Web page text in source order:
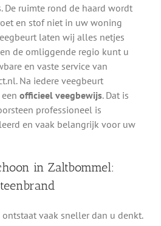
De ruimte rond de haard wordt
en stof niet in uw woning
laten wij alles netjes
de omliggende regio kunt u
en vaste service van
Na iedere veegbeurt
officieel veegbewijs. Dat is
professioneel is
en vaak belangrijk voor uw
in Zaltbommel:
vaak sneller dan u denkt.